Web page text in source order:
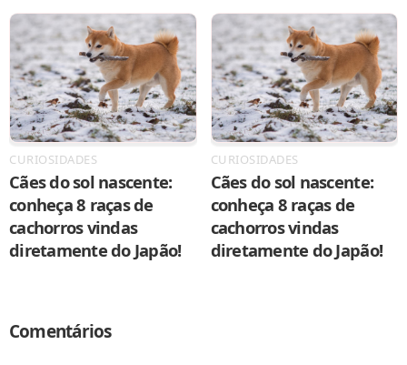
CURIOSIDADES
Cães do sol nascente:
conheça 8 raças de
cachorros vindas
diretamente do Japão!
CURIOSIDADES
Cães do sol nascente:
conheça 8 raças de
cachorros vindas
diretamente do Japão!
Comentários